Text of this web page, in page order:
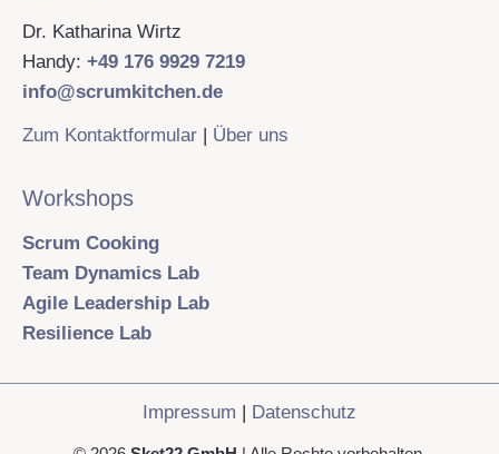
Dr. Katharina Wirtz
Handy: +49 176 9929 7219
info@scrumkitchen.de
Zum Kontaktformular| Über uns
Workshops
Scrum Cooking
Team Dynamics Lab
Agile Leadership Lab
Resilience Lab
Impressum | Datenschutz